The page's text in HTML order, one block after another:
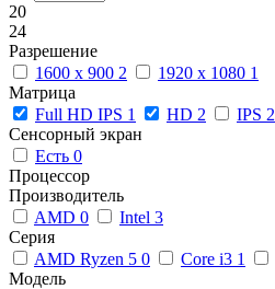
20
24
Разрешение
1600 x 900 2 1920 x 1080 1
Матрица
Full HD IPS 1 HD 2 IPS 2
Сенсорный экран
Есть 0
Процессор
Производитель
AMD 0 Intel 3
Серия
AMD Ryzen 5 0 Core i3 1
Модель